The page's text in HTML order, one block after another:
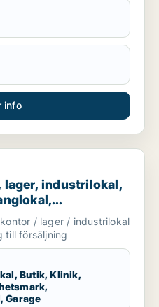
info
butik, klinik,
industrilokal,
hotell
/ lager / industrilokal
till försäljning
Butik, Klinik,
Garage